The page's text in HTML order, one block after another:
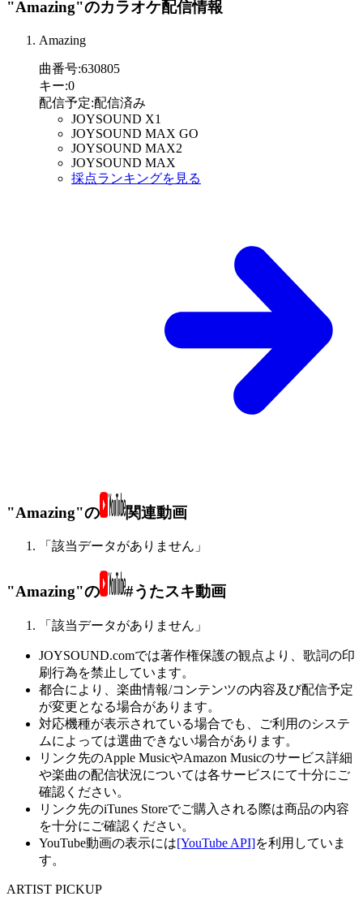
"Amazing"のカラオケ配信情報
Amazing
曲番号:630805
キー:0
配信予定:配信済み
JOYSOUND X1
JOYSOUND MAX GO
JOYSOUND MAX2
JOYSOUND MAX
採点ランキングを見る
"Amazing"の 関連動画
「該当データがありません」
"Amazing"の #うたスキ動画
「該当データがありません」
JOYSOUND.comでは著作権保護の観点より、歌詞の印
刷行為を禁止しています。
都合により、楽曲情報/コンテンツの内容及び配信予定
が変更となる場合があります。
対応機種が表示されている場合でも、ご利用のシステ
ムによっては選曲できない場合があります。
リンク先のApple MusicやAmazon Musicのサービス詳細
や楽曲の配信状況については各サービスにて十分にご
確認ください。
リンク先のiTunes Storeでご購入される際は商品の内容
を十分にご確認ください。
YouTube動画の表示には[YouTube API]を利用していま
す。
ARTIST PICKUP